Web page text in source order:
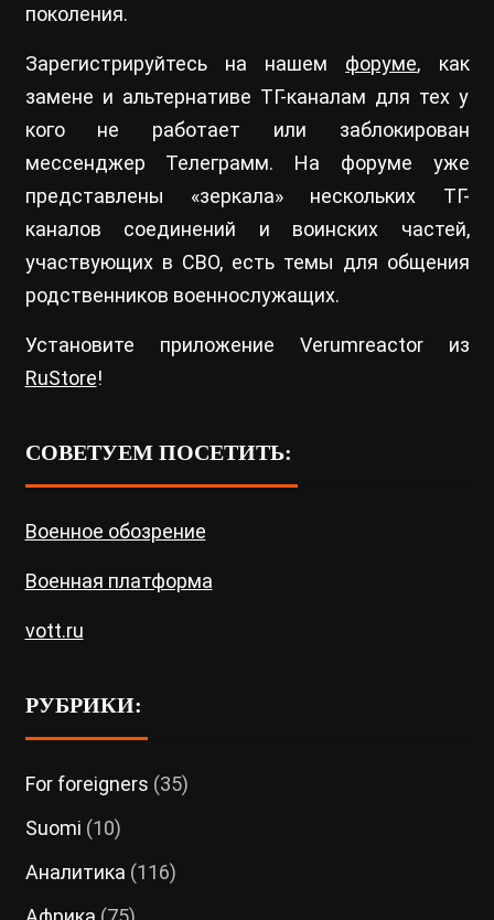
поколения.
Зарегистрируйтесь на нашем форуме, как
замене и альтернативе ТГ-каналам для тех у
кого не работает или заблокирован
мессенджер Телеграмм. На форуме уже
представлены «зеркала» нескольких ТГ-
каналов соединений и воинских частей,
участвующих в СВО, есть темы для общения
родственников военнослужащих.
Установите приложение Verumreactor из
RuStore!
СОВЕТУЕМ ПОСЕТИТЬ:
Военное обозрение
Военная платформа
vott.ru
РУБРИКИ:
For foreigners (35)
Suomi (10)
Аналитика (116)